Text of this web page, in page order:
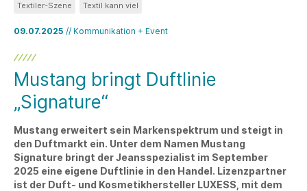
09.07.2025 // Kommunikation + Event
Textiler-Szene Textil kann viel
Mustang bringt Duftlinie
„Signature“
Mustang erweitert sein Markenspektrum und steigt in
den Duftmarkt ein. Unter dem Namen Mustang
Signature bringt der Jeansspezialist im September
2025 eine eigene Duftlinie in den Handel. Lizenzpartner
ist der Duft- und Kosmetikhersteller LUXESS, mit dem